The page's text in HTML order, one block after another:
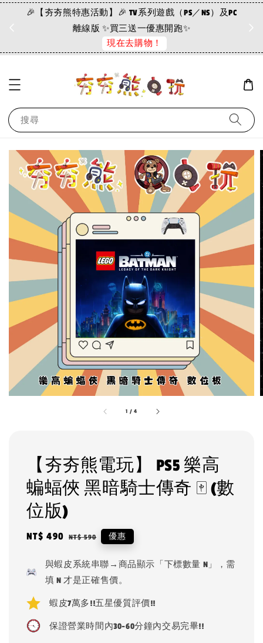
🎉【夯夯熊特惠活動】🎉 TV系列遊戲（PS／NS）及PC
離線版 ✨買三送一優惠開跑✨
現在去購物！
搜尋
1 /4
【夯夯熊電玩】 PS5 樂高
蝙蝠俠 黑暗騎士傳奇 🀄 (數
位版)
Sale
NT$ 490 Regular
NT$ 590 優惠
與蝦皮系統串聯→商品顯示「下標數量 N」，需
填 N 才是正確售價。
蝦皮7萬多!!五星優質評價!!
保證營業時間內30-60分鐘內交易完畢!!